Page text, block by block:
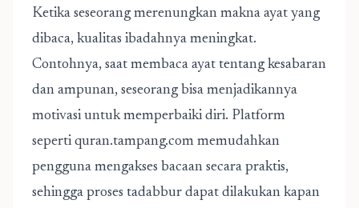
Ketika seseorang merenungkan makna ayat yang
dibaca, kualitas ibadahnya meningkat.
Contohnya, saat membaca ayat tentang kesabaran
dan ampunan, seseorang bisa menjadikannya
motivasi untuk memperbaiki diri. Platform
seperti quran.tampang.com memudahkan
pengguna mengakses bacaan secara praktis,
sehingga proses tadabbur dapat dilakukan kapan